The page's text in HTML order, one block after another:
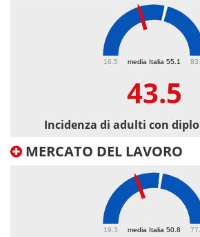
media Italia 55.1
16.5
43.5
Incidenza di adulti con
MERCATO DEL LAVORO
media Italia 50.8
19.3